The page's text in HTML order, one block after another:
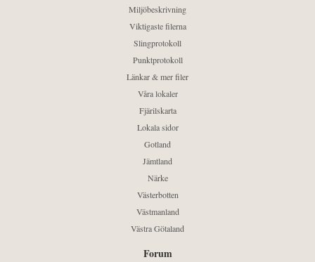
Miljöbeskrivning
Viktigaste filerna
Slingprotokoll
Punktprotokoll
Länkar & mer filer
Våra lokaler
Fjärilskarta
Lokala sidor
Gotland
Jämtland
Närke
Västerbotten
Västmanland
Västra Götaland
Forum